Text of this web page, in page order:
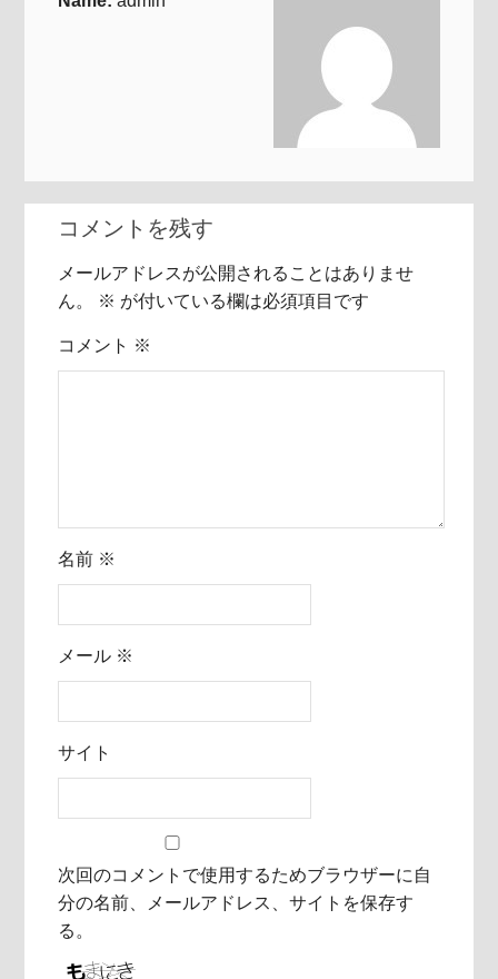
コメントを残す
メールアドレスが公開されることはありませ
ん。
※ が付いている欄は必須項目です
コメント ※
名前 ※
メール ※
サイト
次回のコメントで使用するためブラウザーに自
分の名前、メールアドレス、サイトを保存す
る。